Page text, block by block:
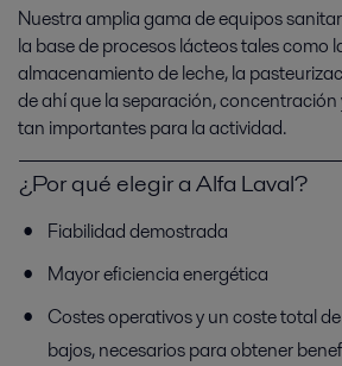
Nuestra amplia gama de equipos
la base de procesos lácteos tales como
almacenamiento de leche, la
de ahí que la separación, concentración
tan importantes para la actividad.
¿Por qué elegir a Alfa Laval?
Fiabilidad demostrada
Mayor eficiencia energética
Costes operativos y un coste total
bajos, necesarios para obtener